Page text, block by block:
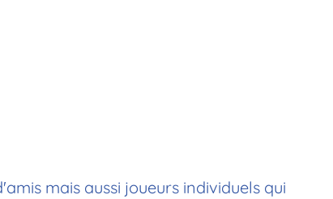
mais aussi joueurs individuels qui